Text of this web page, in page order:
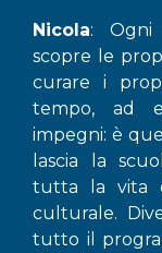
Nicola: Ogni
scopre le
curare i
tempo, ad
impegni: è
lascia la
tutta la vita
culturale.
tutto il